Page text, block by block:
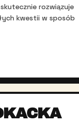
rozwiązuje
kwestii w sposób